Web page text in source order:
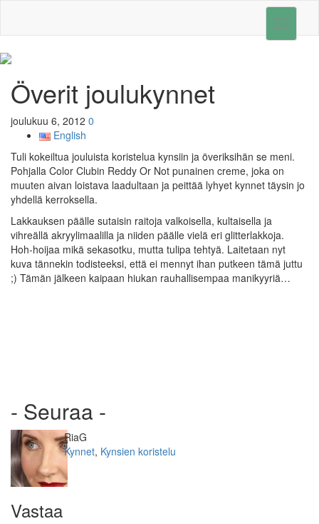
Toggle
Överit joulukynnet
joulukuu 6, 2012 0
English
Tuli kokeiltua jouluista koristelua kynsiin ja överiksihän se meni.
Pohjalla Color Clubin Reddy Or Not punainen creme, joka on
muuten aivan loistava laadultaan ja peittää lyhyet kynnet täysin jo
yhdellä kerroksella.
Lakkauksen päälle sutaisin raitoja valkoisella, kultaisella ja
vihreällä akryylimaalilla ja niiden päälle vielä eri glitterlakkoja.
Hoh-hoijaa mikä sekasotku, mutta tulipa tehtyä. Laitetaan nyt
kuva tännekin todisteeksi, että ei mennyt ihan putkeen tämä juttu
;) Tämän jälkeen kaipaan hiukan rauhallisempaa manikyyriä…
- Seuraa -
Kirjoittaja
RiaG
Kategoriat
Kynnet, Kynsien koristelu
Vastaa